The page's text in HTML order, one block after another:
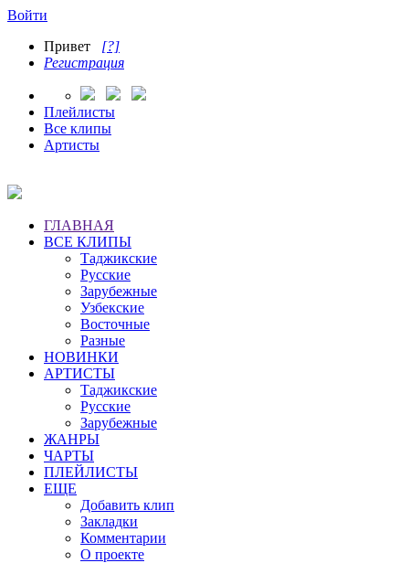
Войти
Привет [?]
Регистрация
Плейлисты
Все клипы
Артисты
ГЛАВНАЯ
ВСЕ КЛИПЫ
Таджикские
Русские
Зарубежные
Узбекские
Восточные
Разные
НОВИНКИ
АРТИСТЫ
Таджикские
Русские
Зарубежные
ЖАНРЫ
ЧАРТЫ
ПЛЕЙЛИСТЫ
ЕЩЕ
Добавить клип
Закладки
Комментарии
О проекте